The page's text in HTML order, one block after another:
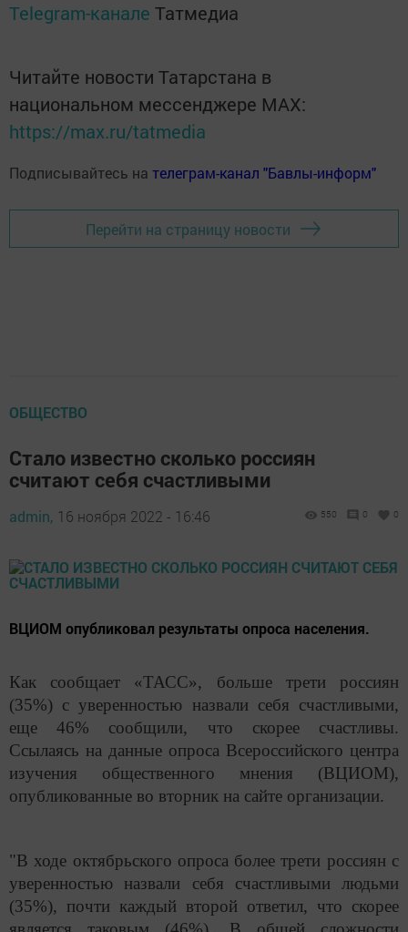
Telegram-канале Татмедиа
Читайте новости Татарстана в
национальном мессенджере MАХ:
https://max.ru/tatmedia
Подписывайтесь на телеграм-канал "Бавлы-информ"
Перейти на страницу новости
ОБЩЕСТВО
Стало известно сколько россиян
считают себя счастливыми
admin, 16 ноября 2022 - 16:46 550 0 0
ВЦИОМ опубликовал результаты опроса населения.
Как сообщает «ТАСС», больше трети россиян
(35%) с уверенностью назвали себя счастливыми,
еще 46% сообщили, что скорее счастливы.
Ссылаясь на данные опроса Всероссийского центра
изучения общественного мнения (ВЦИОМ),
опубликованные во вторник на сайте организации.
"В ходе октябрьского опроса более трети россиян с
уверенностью назвали себя счастливыми людьми
(35%), почти каждый второй ответил, что скорее